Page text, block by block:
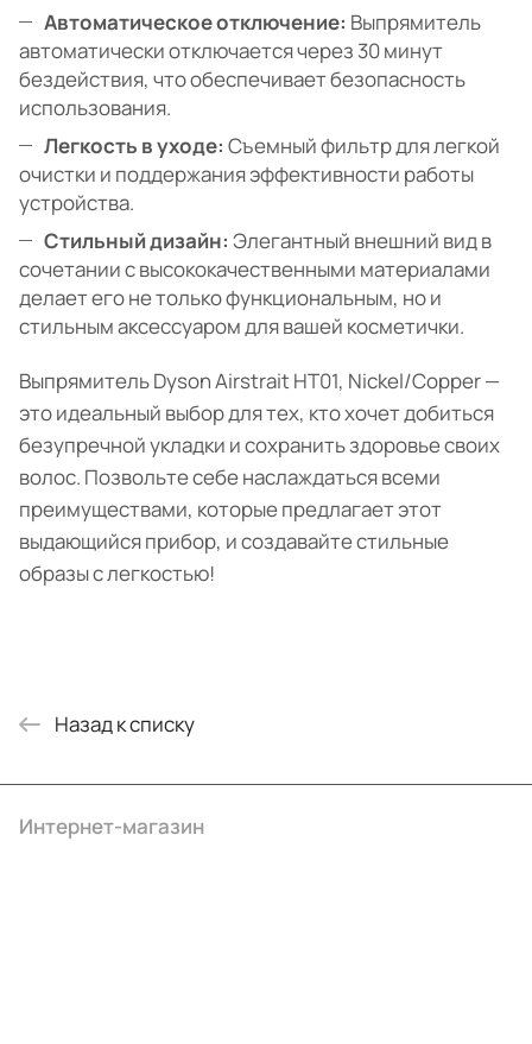
Автоматическое отключение: Выпрямитель
автоматически отключается через 30 минут
бездействия, что обеспечивает безопасность
использования.
Легкость в уходе: Съемный фильтр для легкой
очистки и поддержания эффективности работы
устройства.
Стильный дизайн: Элегантный внешний вид в
сочетании с высококачественными материалами
делает его не только функциональным, но и
стильным аксессуаром для вашей косметички.
Выпрямитель Dyson Airstrait HT01, Nickel/Copper —
это идеальный выбор для тех, кто хочет добиться
безупречной укладки и сохранить здоровье своих
волос. Позвольте себе наслаждаться всеми
преимуществами, которые предлагает этот
выдающийся прибор, и создавайте стильные
образы с легкостью!
Назад к списку
Интернет-магазин